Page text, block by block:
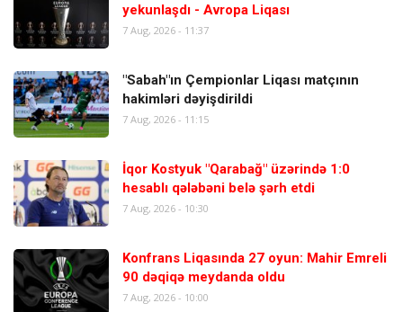
yekunlaşdı - Avropa Liqası
7 Aug, 2026 - 11:37
"Sabah"ın Çempionlar Liqası matçının
hakimləri dəyişdirildi
7 Aug, 2026 - 11:15
İqor Kostyuk "Qarabağ" üzərində 1:0
hesablı qələbəni belə şərh etdi
7 Aug, 2026 - 10:30
Konfrans Liqasında 27 oyun: Mahir Emreli
90 dəqiqə meydanda oldu
7 Aug, 2026 - 10:00